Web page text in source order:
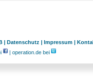
| Datenschutz | Impressum |
| operation.de bei